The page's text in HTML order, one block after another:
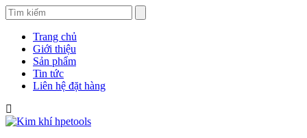
Trang chủ
Giới thiệu
Sản phẩm
Tin tức
Liên hệ đặt hàng